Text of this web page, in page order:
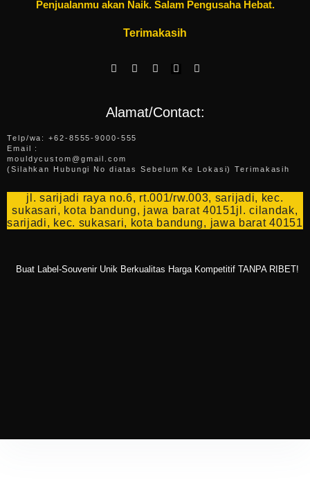
Penjualanmu akan Naik. Salam Pengusaha Hebat.
Terimakasih
a
o
k
-
h
a
p
n
g
n
o
o
b
Alamat/Contact:
Telp/wa: +62-8555-9000-555
Email :
mouldycustom@gmail.com
(Silahkan Hubungi No diatas Sebelum Ke Lokasi) Terimakasih
jl. sarijadi raya no.6, rt.001/rw.003, sarijadi, kec.
sukasari, kota bandung, jawa barat 40151jl. cilandak,
sarijadi, kec. sukasari, kota bandung, jawa barat 40151
Buat Label-Souvenir Unik Berkualitas Harga Kompetitif TANPA RIBET!